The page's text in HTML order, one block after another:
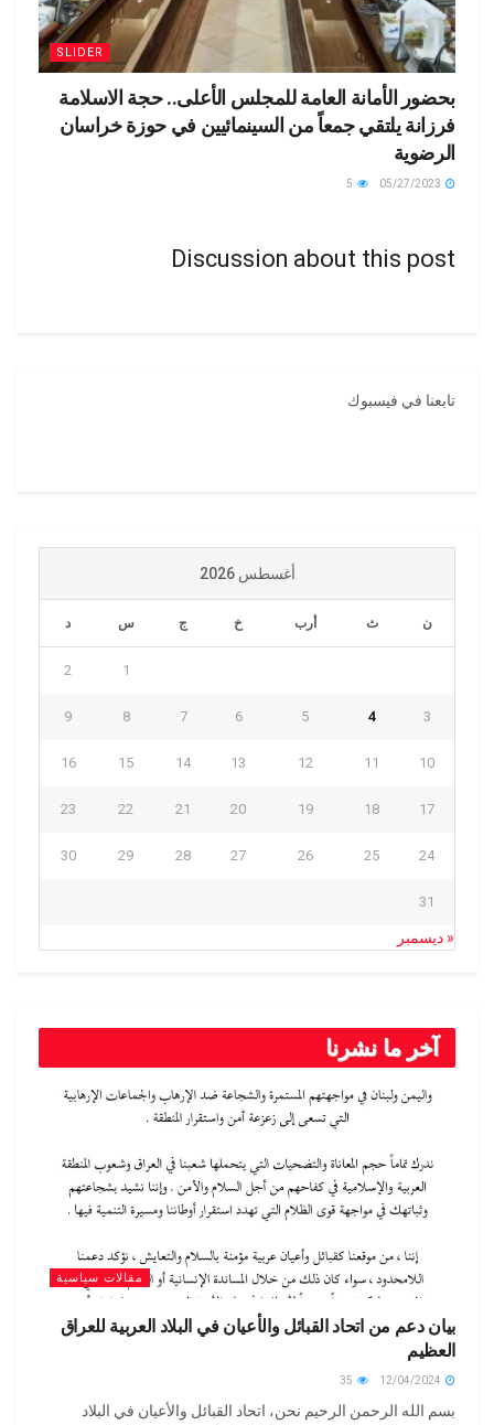
SLIDER
بحضور الأمانة العامة للمجلس الأعلى.. حجة الاسلامة
فرزانة يلتقي جمعاً من السينمائيين في حوزة خراسان
الرضوية
Discussion about this post
تابعنا في فيسبوك
أغسطس 2026
ن ث أرب خ ج س د
1
2
3
4
5
6
7
8
9
10
11
12
13
14
15
16
17
18
19
20
21
22
23
24
25
26
27
28
29
30
31
« ديسمبر
آخر ما نشرنا
مقالات سياسية
بيان دعم من اتحاد القبائل والأعيان في البلاد العربية للعراق
العظيم
بسم الله الرحمن الرحيم نحن، اتحاد القبائل والأعيان في البلاد